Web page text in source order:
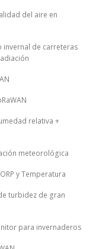
del aire en
invernal de carreteras
relativa +
meteorológica
y Temperatura
turbidez de gran
para invernaderos